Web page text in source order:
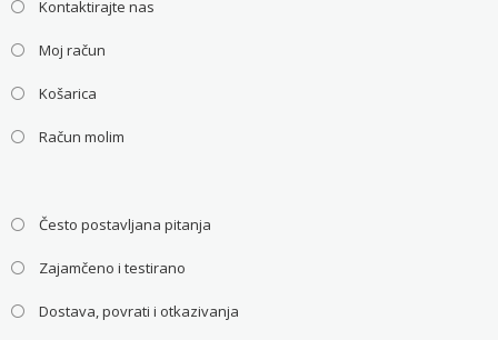
Kontaktirajte nas
Moj račun
Košarica
Račun molim
Često postavljana pitanja
Zajamčeno i testirano
Dostava, povrati i otkazivanja